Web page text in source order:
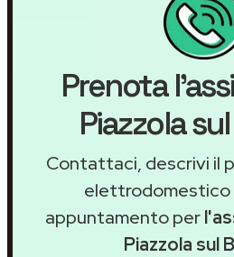
Prenota
Piazzola
Contattaci, descrivi il
elettrodomestico
appuntamento per
Piazzola sul